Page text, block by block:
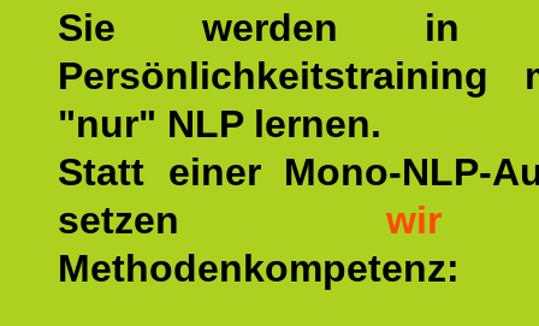
Sie werden in
Persönlichkeitstraining
"nur" NLP lernen.
Statt einer Mono-NLP-
setzen wir
Methodenkompetenz: